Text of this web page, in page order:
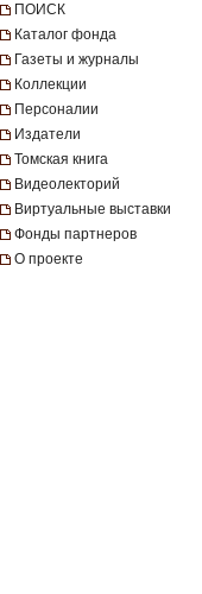
ПОИСК
Каталог фонда
Газеты и журналы
Коллекции
Персоналии
Издатели
Томская книга
Видеолекторий
Виртуальные выставки
Фонды партнеров
О проекте